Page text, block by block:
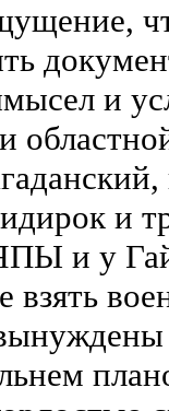
и
и
и у
взять